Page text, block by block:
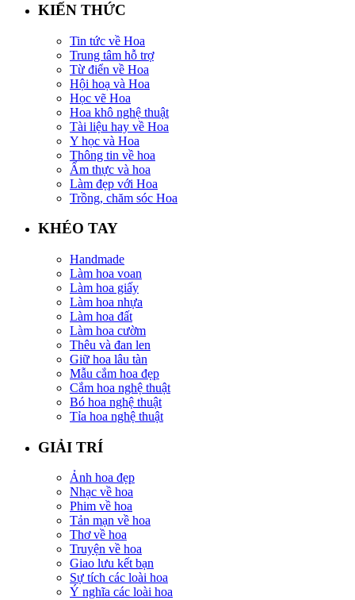
KIẾN THỨC
Tin tức về Hoa
Trung tâm hỗ trợ
Từ điển về Hoa
Hội hoạ và Hoa
Học vẽ Hoa
Hoa khô nghệ thuật
Tài liệu hay về Hoa
Y học và Hoa
Thông tin về hoa
Ẩm thực và hoa
Làm đẹp với Hoa
Trồng, chăm sóc Hoa
KHÉO TAY
Handmade
Làm hoa voan
Làm hoa giấy
Làm hoa nhựa
Làm hoa đất
Làm hoa cườm
Thêu và đan len
Giữ hoa lâu tàn
Mẫu cắm hoa đẹp
Cắm hoa nghệ thuật
Bó hoa nghệ thuật
Tỉa hoa nghệ thuật
GIẢI TRÍ
Ảnh hoa đẹp
Nhạc về hoa
Phim về hoa
Tản mạn về hoa
Thơ về hoa
Truyện về hoa
Giao lưu kết bạn
Sự tích các loài hoa
Ý nghĩa các loài hoa